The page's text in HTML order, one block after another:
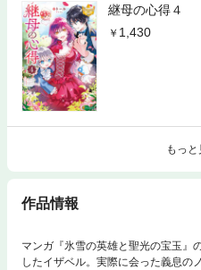
継母の心得４
1,430
もっと
作品情報
マンガ『氷雪の英雄と聖光の宝玉』
したイザベル。実際に会った義息の